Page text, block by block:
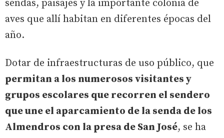
sendas, paisajes y la importante colonia de
aves que allí habitan en diferentes épocas del
año.
Dotar de infraestructuras de uso público, que
permitan a los numerosos visitantes y
grupos escolares que recorren el sendero
que une el aparcamiento de la senda de los
Almendros con la presa de San José, se ha